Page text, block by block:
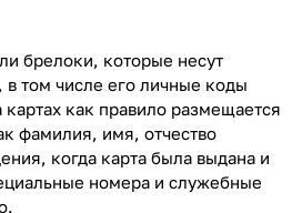
брелоки, которые несут
в том числе его личные коды
картах как правило размещается
фамилия, имя, отчество
когда карта была выдана и
номера и служебные